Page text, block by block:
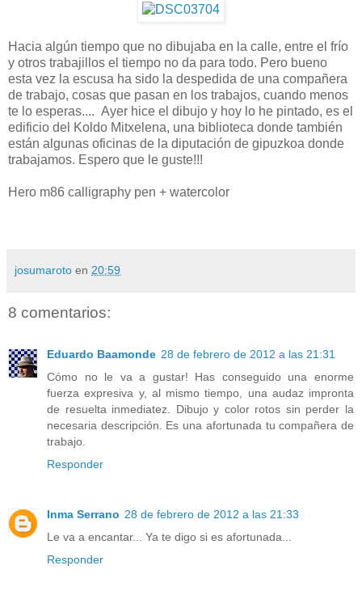
Hacia algún tiempo que no dibujaba en la calle, entre el frío
y otros trabajillos el tiempo no da para todo. Pero bueno
esta vez la escusa ha sido la despedida de una compañera
de trabajo, cosas que pasan en los trabajos, cuando menos
te lo esperas.... Ayer hice el dibujo y hoy lo he pintado, es el
edificio del Koldo Mitxelena, una biblioteca donde también
están algunas oficinas de la diputación de gipuzkoa donde
trabajamos. Espero que le guste!!!
Hero m86 calligraphy pen + watercolor
josumaroto en 20:59
8 comentarios:
Eduardo Baamonde 28 de febrero de 2012 a las 21:31
Cómo no le va a gustar! Has conseguido una enorme
fuerza expresiva y, al mismo tiempo, una audaz impronta
de resuelta inmediatez. Dibujo y color rotos sin perder la
necesaria descripción. Es una afortunada tu compañera de
trabajo.
Responder
Inma Serrano 28 de febrero de 2012 a las 21:33
Le va a encantar... Ya te digo si es afortunada...
Responder